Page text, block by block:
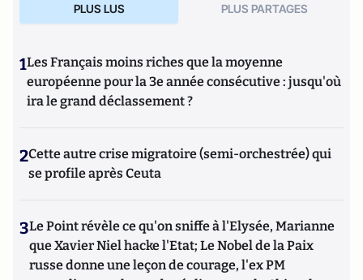
PLUS LUS PLUS PARTAGES
1Les Français moins riches que la moyenne
européenne pour la 3e année consécutive : jusqu'où
ira le grand déclassement ?
2Cette autre crise migratoire (semi-orchestrée) qui
se profile après Ceuta
3Le Point révèle ce qu'on sniffe à l'Elysée, Marianne
que Xavier Niel hacke l'Etat; Le Nobel de la Paix
russe donne une leçon de courage, l'ex PM